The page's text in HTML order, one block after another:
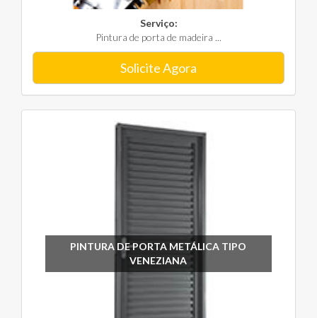
Serviço:
Pintura de porta de madeira ...
Solicite Agora
PINTURA DE PORTA METÁLICA TIPO
VENEZIANA